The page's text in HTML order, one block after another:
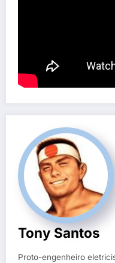
Tony Santos
Proto-engenheiro